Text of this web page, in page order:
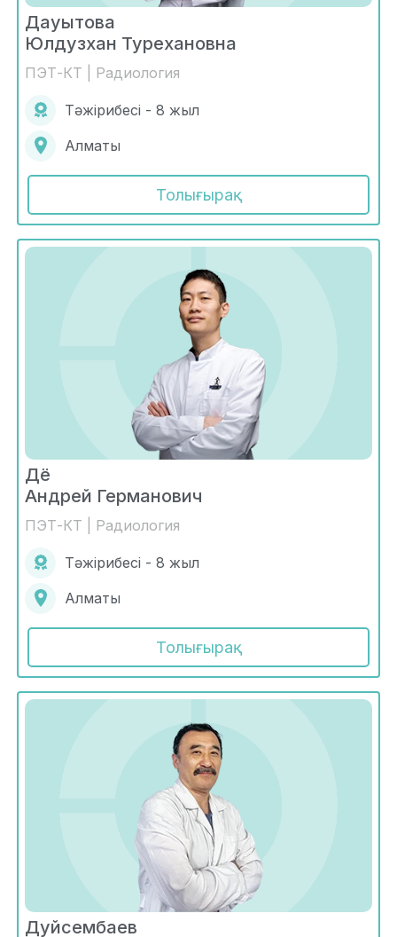
Дауытова
Юлдузхан Турехановна
ПЭТ-КТ | Радиология
Тәжірибесі - 8 жыл
Алматы
Толығырақ
Дё
Андрей Германович
ПЭТ-КТ | Радиология
Тәжірибесі - 8 жыл
Алматы
Толығырақ
Дуйсембаев